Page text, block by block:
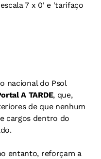
7 x 0' e 'tarifaço
nacional do Psol
A TARDE, que,
de que nenhum
cargos dentro do
entanto, reforçam a